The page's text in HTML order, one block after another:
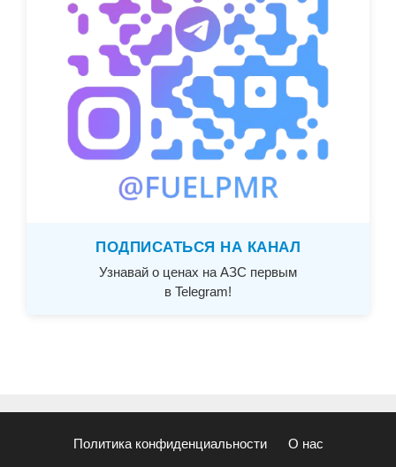
ПОДПИСАТЬСЯ НА КАНАЛ
Узнавай о ценах на АЗС первым
в Telegram!
Политика конфиденциальности О нас